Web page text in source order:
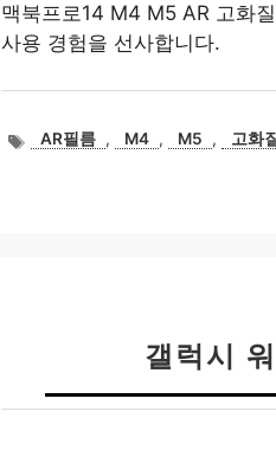
맥북프로14 M4 M5 AR 고화
사용 경험을 선사합니다.
태AR필름 , M4 , M5 , 고화
갤럭시